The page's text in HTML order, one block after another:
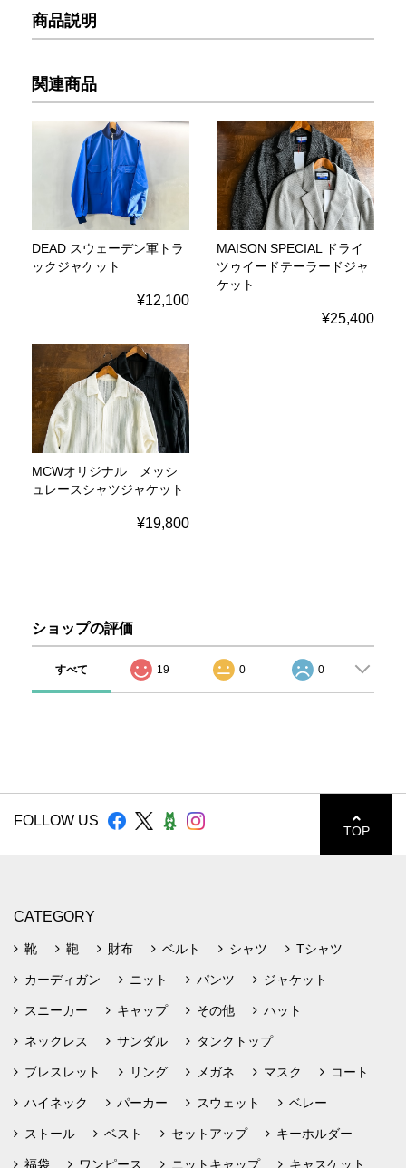
商品説明
関連商品
DEAD スウェーデン軍トラ
ックジャケット
¥12,100
MAISON SPECIAL ドライ
ツゥイードテーラードジャ
ケット
¥25,400
MCWオリジナル メッシ
ュレースシャツジャケット
¥19,800
ショップの評価
すべて 19 0 0
FOLLOW US
TOP
CATEGORY
靴 鞄 財布 ベルト シャツ Tシャツ
カーディガン ニット パンツ ジャケット
スニーカー キャップ その他 ハット
ネックレス サンダル タンクトップ
ブレスレット リング メガネ マスク コート
ハイネック パーカー スウェット ベレー
ストール ベスト セットアップ キーホルダー
福袋 ワンピース ニットキャップ キャスケット